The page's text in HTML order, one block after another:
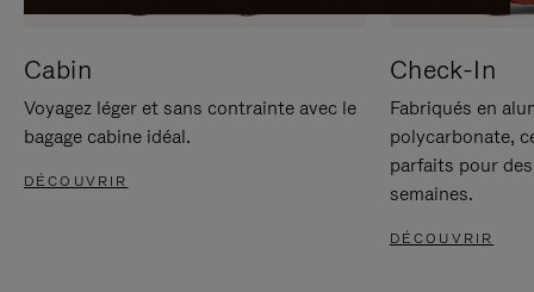
Cabin
Voyagez léger et sans contrainte avec le
bagage cabine idéal.
DÉCOUVRIR
Check-In
Fabriqués en
polycarbonate,
parfaits pour
semaines.
DÉCOUVRIR